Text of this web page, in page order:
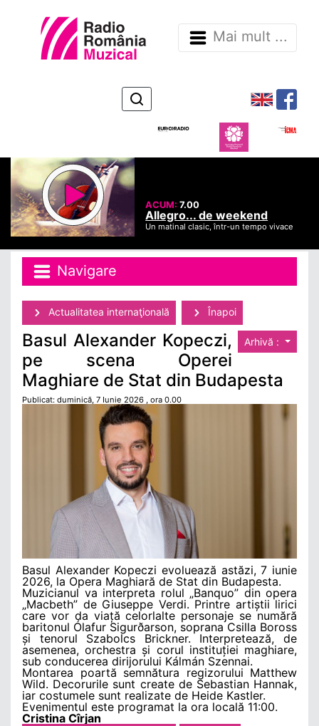
Mai mult ...
ACUM:7.00
Allegro... de weekend
Un matinal clasic, într-un tempo vivace
Navigare
Actualitatea internaţională Înapoi
Arhivă :
Basul Alexander Kopeczi,
pe scena Operei
Maghiare de Stat din Budapesta
Publicat: duminică, 7 Iunie 2026 , ora 0.00
Basul Alexander Kopeczi evoluează astăzi, 7 iunie
2026, la Opera Maghiară de Stat din Budapesta.
Muzicianul va interpreta rolul „Banquo” din opera
„Macbeth” de Giuseppe Verdi. Printre artiștii lirici
care vor da viață celorlalte personaje se numără
baritonul Ólafur Sigurðarson, soprana Csilla Boross
și tenorul Szabolcs Brickner. Interpretează, de
asemenea, orchestra și corul instituției maghiare,
sub conducerea dirijorului Kálmán Szennai.
Montarea poartă semnătura regizorului Matthew
Wild. Decorurile sunt create de Sebastian Hannak,
iar costumele sunt realizate de Heide Kastler.
Evenimentul este programat la ora locală 11:00.
Cristina Cîrjan